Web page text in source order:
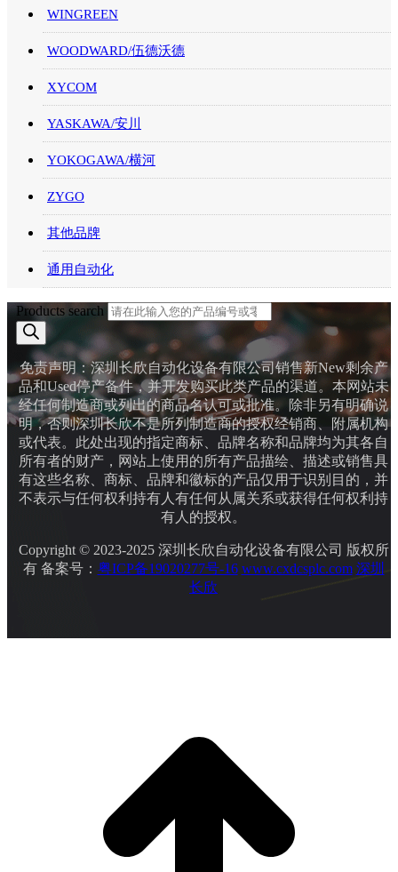
WINGREEN
WOODWARD/伍德沃德
XYCOM
YASKAWA/安川
YOKOGAWA/横河
ZYGO
其他品牌
通用自动化
Products search
免责声明：深圳长欣自动化设备有限公司销售新New剩余产
品和Used停产备件，并开发购买此类产品的渠道。本网站未
经任何制造商或列出的商品名认可或批准。除非另有明确说
明，否则深圳长欣不是所列制造商的授权经销商、附属机构
或代表。此处出现的指定商标、品牌名称和品牌均为其各自
所有者的财产，网站上使用的所有产品描绘、描述或销售具
有这些名称、商标、品牌和徽标的产品仅用于识别目的，并
不表示与任何权利持有人有任何从属关系或获得任何权利持
有人的授权。
Copyright © 2023-2025 深圳长欣自动化设备有限公司 版权所
有 备案号： 粤ICP备19020277号-16 www.cxdcsplc.com 深圳
长欣